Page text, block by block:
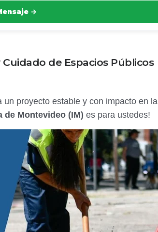
→
de Espacios Públicos
un proyecto estable y con impacto en la
de Montevideo (IM) es para ustedes!